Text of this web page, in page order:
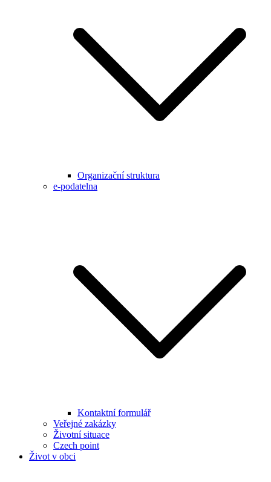
Organizační struktura
e-podatelna
Kontaktní formulář
Veřejné zakázky
Životní situace
Czech point
Život v obci